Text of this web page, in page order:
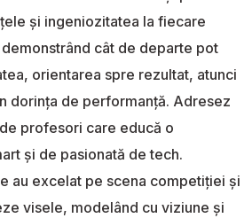
și ingeniozitatea la fiecare
cât de departe pot
orientarea spre rezultat, atunci
dorința de performanță. Adresez
profesori care educă o
și de pasionată de tech.
au excelat pe scena competiției și
visele, modelând cu viziune și